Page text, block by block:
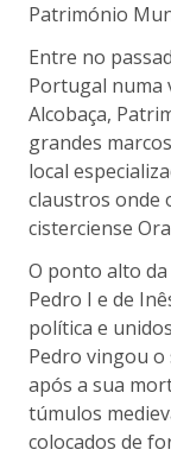
Património
Entre no
Portugal numa
Alcobaça,
grandes
local
claustros onde
cisterciense
O ponto alto
Pedro I e de
política e
Pedro vingou
após a sua
túmulos
colocados de